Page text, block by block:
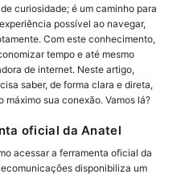
curiosidade; é um caminho para
possível ao navegar,
Com este conhecimento,
tempo e até mesmo
de internet. Neste artigo,
saber, de forma clara e direta,
sua conexão. Vamos lá?
oficial da Anatel
acessar a ferramenta oficial da
disponibiliza um